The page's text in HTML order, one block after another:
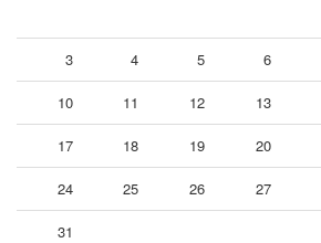
3 4 5 6
10 11 12 13
17 18 19 20
24 25 26 27
31